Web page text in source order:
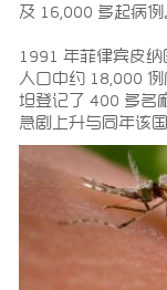
及 16,000 多起病例
1991 年菲律宾皮
人口中约 18,000
坦登记了 400 多名
急剧上升与同年该